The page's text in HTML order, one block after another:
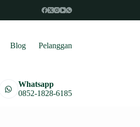
Blog Pelanggan
Whatsapp
0852-1828-6185